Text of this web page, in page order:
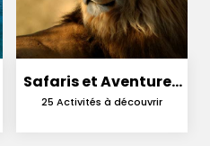
Safaris et Aventures
en Nature
25 Activités à découvrir